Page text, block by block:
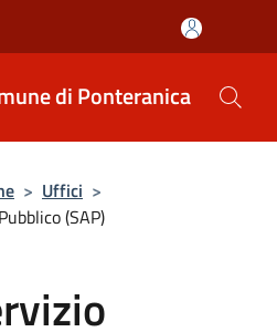
di Ponteranica
> Uffici >
(SAP)